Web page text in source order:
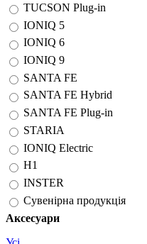
TUCSON Plug-in
IONIQ 5
IONIQ 6
IONIQ 9
SANTA FE
SANTA FE Hybrid
SANTA FE Plug-in
STARIA
IONIQ Electric
H1
INSTER
Сувенірна продукція
Аксесуари